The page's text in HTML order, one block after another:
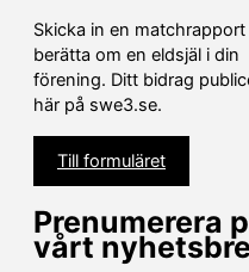
Skicka in en matchrapport
berätta om en eldsjäl i din
förening. Ditt bidrag
här på swe3.se.
Till formuläret
Prenumerera
vårt